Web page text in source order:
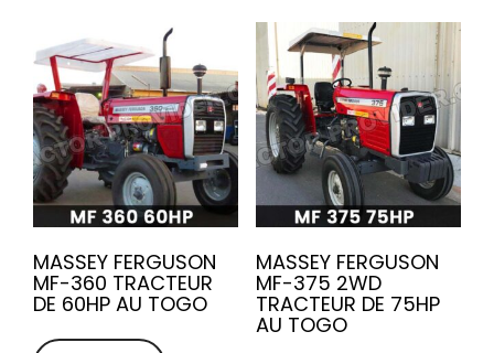
MASSEY FERGUSON
MF-360 TRACTEUR
DE 60HP AU TOGO
MASSEY FERGUSON
MF-375 2WD
TRACTEUR DE 75HP
AU TOGO